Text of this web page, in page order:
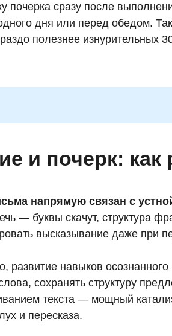
почерка сразу после
дня или перед обедом.
полезнее изнурительных
и почерк:
напрямую связан с
— буквы скачут, структура
высказывание даже при
развитие навыков
сохранять структуру
текста — мощный
и пересказа.